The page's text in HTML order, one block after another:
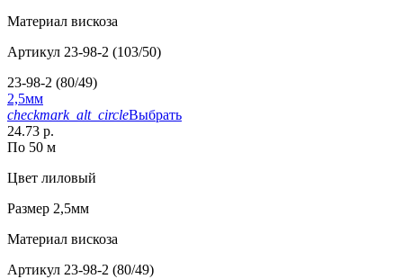
Материал вискоза
Артикул 23-98-2 (103/50)
23-98-2 (80/49)
2,5мм
checkmark_alt_circleВыбрать
24.73 р.
По 50 м
Цвет лиловый
Размер 2,5мм
Материал вискоза
Артикул 23-98-2 (80/49)